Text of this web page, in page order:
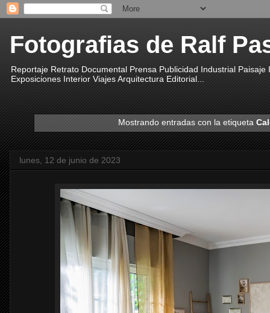
Fotografias de Ralf
Reportaje Retrato Documental Prensa Publicidad Industrial
Exposiciones Interior Viajes Arquitectura Editorial...
Mostrando entradas con la etiqueta
lunes, 12 de junio de 2023